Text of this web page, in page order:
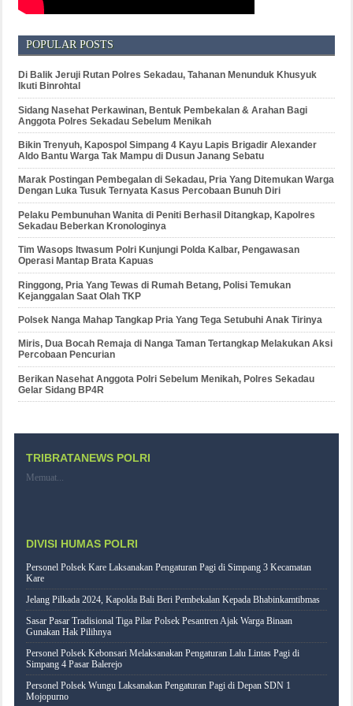
POPULAR POSTS
Di Balik Jeruji Rutan Polres Sekadau, Tahanan Menunduk Khusyuk
Ikuti Binrohtal
Sidang Nasehat Perkawinan, Bentuk Pembekalan & Arahan Bagi
Anggota Polres Sekadau Sebelum Menikah
Bikin Trenyuh, Kapospol Simpang 4 Kayu Lapis Brigadir Alexander
Aldo Bantu Warga Tak Mampu di Dusun Janang Sebatu
Marak Postingan Pembegalan di Sekadau, Pria Yang Ditemukan Warga
Dengan Luka Tusuk Ternyata Kasus Percobaan Bunuh Diri
Pelaku Pembunuhan Wanita di Peniti Berhasil Ditangkap, Kapolres
Sekadau Beberkan Kronologinya
Tim Wasops Itwasum Polri Kunjungi Polda Kalbar, Pengawasan
Operasi Mantap Brata Kapuas
Ringgong, Pria Yang Tewas di Rumah Betang, Polisi Temukan
Kejanggalan Saat Olah TKP
Polsek Nanga Mahap Tangkap Pria Yang Tega Setubuhi Anak Tirinya
Miris, Dua Bocah Remaja di Nanga Taman Tertangkap Melakukan Aksi
Percobaan Pencurian
Berikan Nasehat Anggota Polri Sebelum Menikah, Polres Sekadau
Gelar Sidang BP4R
TRIBRATANEWS POLRI
Memuat...
DIVISI HUMAS POLRI
Personel Polsek Kare Laksanakan Pengaturan Pagi di Simpang 3 Kecamatan
Kare
Jelang Pilkada 2024, Kapolda Bali Beri Pembekalan Kepada Bhabinkamtibmas
Sasar Pasar Tradisional Tiga Pilar Polsek Pesantren Ajak Warga Binaan
Gunakan Hak Pilihnya
Personel Polsek Kebonsari Melaksanakan Pengaturan Lalu Lintas Pagi di
Simpang 4 Pasar Balerejo
Personel Polsek Wungu Laksanakan Pengaturan Pagi di Depan SDN 1
Mojopurno